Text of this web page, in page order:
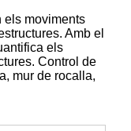
els moviments
Amb el
els
Control de
mur de rocalla,